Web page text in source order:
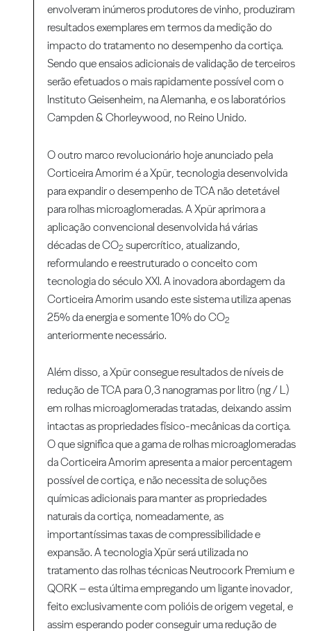
envolveram inúmeros produtores de vinho, produziram
resultados exemplares em termos da medição do
impacto do tratamento no desempenho da cortiça.
Sendo que ensaios adicionais de validação de terceiros
serão efetuados o mais rapidamente possível com o
Instituto Geisenheim, na Alemanha, e os laboratórios
Campden & Chorleywood, no Reino Unido.
O outro marco revolucionário hoje anunciado pela
Corticeira Amorim é a Xpür, tecnologia desenvolvida
para expandir o desempenho de TCA não detetável
para rolhas microaglomeradas. A Xpür aprimora a
aplicação convencional desenvolvida há várias
décadas de CO2 supercrítico, atualizando,
reformulando e reestruturado o conceito com
tecnologia do século XXI. A inovadora abordagem da
Corticeira Amorim usando este sistema utiliza apenas
25% da energia e somente 10% do CO2
anteriormente necessário.
Além disso, a Xpür consegue resultados de níveis de
redução de TCA para 0,3 nanogramas por litro (ng / L)
em rolhas microaglomeradas tratadas, deixando assim
intactas as propriedades físico-mecânicas da cortiça.
O que significa que a gama de rolhas microaglomeradas
da Corticeira Amorim apresenta a maior percentagem
possível de cortiça, e não necessita de soluções
químicas adicionais para manter as propriedades
naturais da cortiça, nomeadamente, as
importantíssimas taxas de compressibilidade e
expansão. A tecnologia Xpür será utilizada no
tratamento das rolhas técnicas Neutrocork Premium e
QORK – esta última empregando um ligante inovador,
feito exclusivamente com polióis de origem vegetal, e
assim esperando poder conseguir uma redução de